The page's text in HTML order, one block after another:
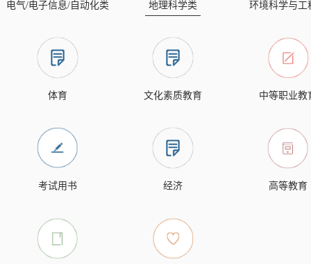
电气/电子信息/自动化类 地理科学类 环境科学与工
体育 文化素质教育 中等职业教
考试用书 经济 高等教育